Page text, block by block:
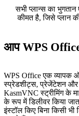
सभी प्लान्स का
कीमत है, जिसे प्लान
आप WPS
WPS Office एक व्यापक
स्प्रेडशीट्स, प्रेजेंटेशन और
KasmVNC स्ट्रीमिंग के
के रूप में डिलीवर किया
इंस्टॉल किए बिना किसी